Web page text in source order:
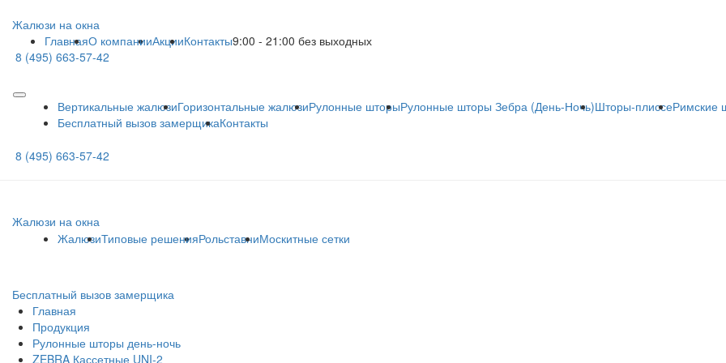
Жалюзи на окна
ГлавнаяО компанииАкцииКонтакты9:00 - 21:00 без выходных
8 (495) 663-57-42
Вертикальные жалюзиГоризонтальные жалюзиРулонные шторыРулонные шторы Зебра (День-Ночь)Шторы-плиссеРимские
Бесплатный вызов замерщикаКонтакты
8 (495) 663-57-42
Жалюзи на окна
ЖалюзиТиповые решенияРольставниМоскитные сетки
Бесплатный вызов замерщика
Главная
Продукция
Рулонные шторы день-ночь
ZEBRA Кассетные UNI-2